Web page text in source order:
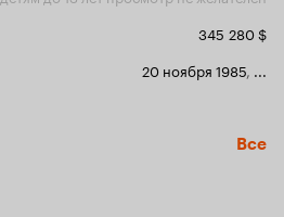
345 280 $
20 ноября 1985, ...
Все